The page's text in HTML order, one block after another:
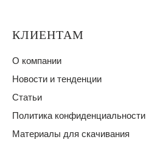
КЛИЕНТАМ
О компании
Новости и тенденции
Статьи
Политика конфиденциальности
Материалы для скачивания